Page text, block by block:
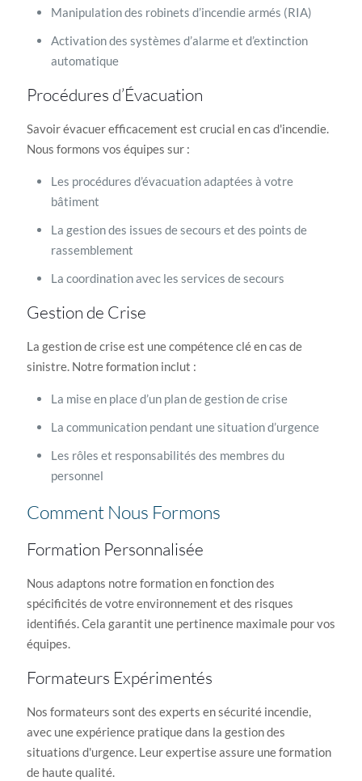
Manipulation des robinets d’incendie armés (RIA)
Activation des systèmes d’alarme et d’extinction
automatique
Procédures d’Évacuation
Savoir évacuer efficacement est crucial en cas d'incendie.
Nous formons vos équipes sur :
Les procédures d’évacuation adaptées à votre
bâtiment
La gestion des issues de secours et des points de
rassemblement
La coordination avec les services de secours
Gestion de Crise
La gestion de crise est une compétence clé en cas de
sinistre. Notre formation inclut :
La mise en place d’un plan de gestion de crise
La communication pendant une situation d’urgence
Les rôles et responsabilités des membres du
personnel
Comment Nous Formons
Formation Personnalisée
Nous adaptons notre formation en fonction des
spécificités de votre environnement et des risques
identifiés. Cela garantit une pertinence maximale pour vos
équipes.
Formateurs Expérimentés
Nos formateurs sont des experts en sécurité incendie,
avec une expérience pratique dans la gestion des
situations d'urgence. Leur expertise assure une formation
de haute qualité.